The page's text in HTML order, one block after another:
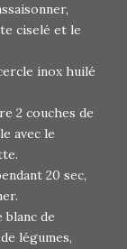
ciselé et le
inox huilé
2 couches de
avec le
20 sec,
de
légumes,